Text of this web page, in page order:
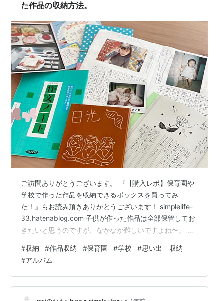
た作品の収納方法。
ご訪問ありがとうございます。 『【購入レポ】保育園や
学校で作った作品を収納できるボックスを買ってみ
た！』もお読み頂きありがとうございます！ simplelife-
33.hatenablog.com 子供が作った作品は全部保管してお
きたいと思うのですが、なかなか難しいですよね〜。 そ
るボックスをご紹介させて頂きました。 「早速購入しま
した」とご報告してくれたママさんもいらっしゃって、
参考になって良かったなぁ☺️と思います。 娘の時も同じ
ようにダンボールに作品を保管してきました。 ただ、新
#収納 #作品収納 #保育園 #学校 #思い出 収納
#アルバム